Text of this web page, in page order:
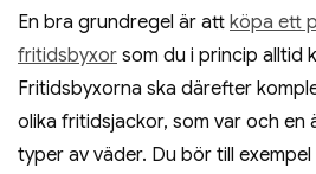
En bra grundregel är att köpa ett
fritidsbyxor som du i princip alltid
Fritidsbyxorna ska därefter
olika fritidsjackor, som var och en
typer av väder. Du bör till